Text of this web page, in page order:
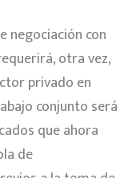
negociación con
otra vez,
privado en
conjunto será
que ahora
de